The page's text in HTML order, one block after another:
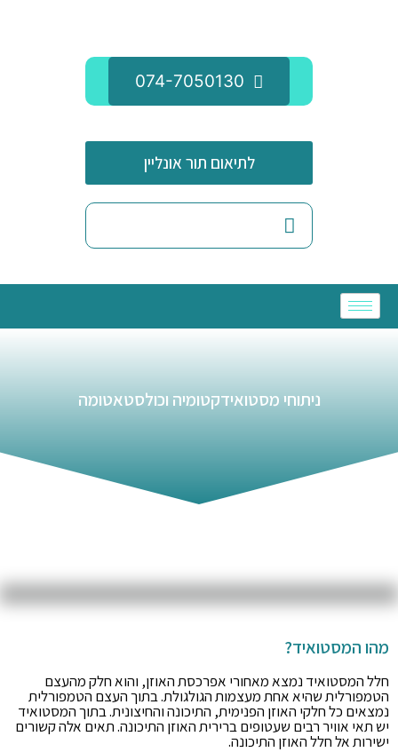
לתיאום תור אונליין
ניתוחי מסטואידקטומיה וכולסטאטומה
מהו המסטואיד?
חלל המסטואיד נמצא מאחורי אפרכסת האוזן, והוא חלק מהעצם
הטמפורלית שהיא אחת מעצמות הגולגולת. בתוך העצם הטמפורלית
נמצאים כל חלקי האוזן הפנימית, התיכונה והחיצונית. בתוך המסטואיד
יש תאי אוויר רבים שעטופים ברירית האוזן התיכונה. תאים אלה קשורים
ישירות אל חלל האוזן התיכונה.